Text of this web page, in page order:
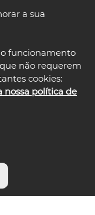
a sua
o funcionamento
não requerem
cookies:
nossa política de
language
PORTÁTEIS